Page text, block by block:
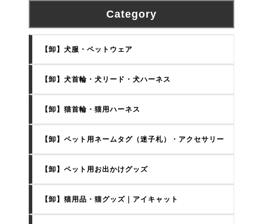
Category
【卸】犬服・ペットウェア
【卸】犬首輪・犬リード・犬ハーネス
【卸】猫首輪・猫用ハーネス
【卸】ペット用ネームタグ（迷子札）・アクセサリー
【卸】ペット用お出かけグッズ
【卸】猫用品・猫グッズ｜アイキャット